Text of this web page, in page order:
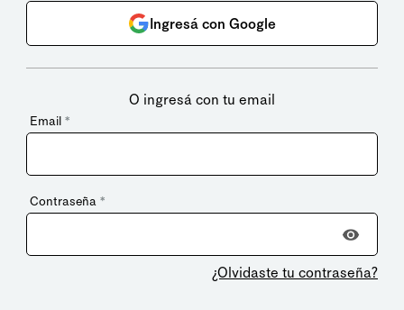
Ingresá con Google
O ingresá con tu email
Email *
Contraseña *
¿Olvidaste tu contraseña?